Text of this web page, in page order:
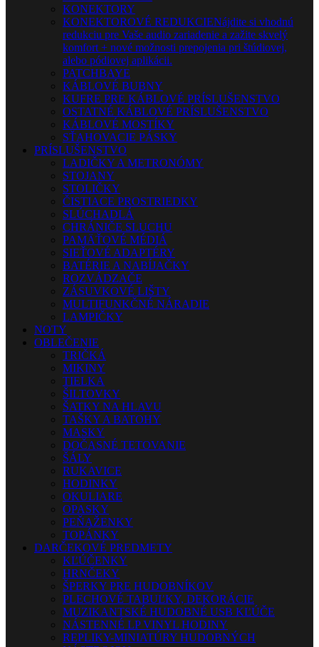
KONEKTORY
KONEKTOROVÉ REDUKCIENájdite si vhodnú
redukciu pre Vaše audio zariadenie a zažite skvelý
komfort + nové možnosti prepojenia pri štúdiovej,
alebo pódiovej aplikácii.
PATCHBAYE
KÁBLOVÉ BUBNY
KUFRE PRE KÁBLOVÉ PRÍSLUŠENSTVO
OSTATNÉ KÁBLOVÉ PRÍSLUŠENSTVO
KÁBLOVÉ MOSTÍKY
SŤAHOVACIE PÁSKY
PRÍSLUŠENSTVO
LADIČKY A METRONÓMY
STOJANY
STOLIČKY
ČISTIACE PROSTRIEDKY
SLÚCHADLÁ
CHRÁNIČE SLUCHU
PAMÄŤOVÉ MÉDIÁ
SIEŤOVÉ ADAPTÉRY
BATÉRIE A NABÍJAČKY
ROZVÁDZAČE
ZÁSUVKOVÉ LIŠTY
MULTIFUNKČNÉ NÁRADIE
LAMPIČKY
NOTY
OBLEČENIE
TRIČKÁ
MIKINY
TIELKA
ŠILTOVKY
ŠATKY NA HLAVU
TAŠKY A BATOHY
MASKY
DOČASNÉ TETOVANIE
ŠÁLY
RUKAVICE
HODINKY
OKULIARE
OPASKY
PEŇAŽENKY
TOPÁNKY
DARČEKOVÉ PREDMETY
KĽÚČENKY
HRNČEKY
ŠPERKY PRE HUDOBNÍKOV
PLECHOVÉ TABUĽKY, DEKORÁCIE
MUZIKANTSKÉ HUDOBNÉ USB KĽÚČE
NÁSTENNÉ LP VINYL HODINY
REPLIKY-MINIATÚRY HUDOBNÝCH